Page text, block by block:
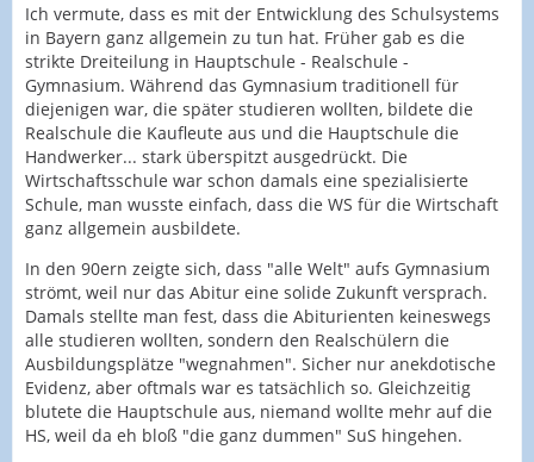
Ich vermute, dass es mit der Entwicklung des Schulsystems
in Bayern ganz allgemein zu tun hat. Früher gab es die
strikte Dreiteilung in Hauptschule - Realschule -
Gymnasium. Während das Gymnasium traditionell für
diejenigen war, die später studieren wollten, bildete die
Realschule die Kaufleute aus und die Hauptschule die
Handwerker... stark überspitzt ausgedrückt. Die
Wirtschaftsschule war schon damals eine spezialisierte
Schule, man wusste einfach, dass die WS für die Wirtschaft
ganz allgemein ausbildete.
In den 90ern zeigte sich, dass "alle Welt" aufs Gymnasium
strömt, weil nur das Abitur eine solide Zukunft versprach.
Damals stellte man fest, dass die Abiturienten keineswegs
alle studieren wollten, sondern den Realschülern die
Ausbildungsplätze "wegnahmen". Sicher nur anekdotische
Evidenz, aber oftmals war es tatsächlich so. Gleichzeitig
blutete die Hauptschule aus, niemand wollte mehr auf die
HS, weil da eh bloß "die ganz dummen" SuS hingehen.